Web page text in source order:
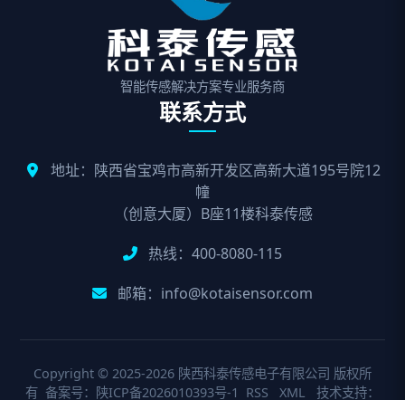
智能传感解决方案专业服务商
联系方式
地址：陕西省宝鸡市高新开发区高新大道195号院12
幢
（创意大厦）B座11楼科泰传感
热线：400-8080-115
邮箱：info@kotaisensor.com
Copyright © 2025-2026 陕西科泰传感电子有限公司 版权所
有 备案号： 陕ICP备2026010393号-1 RSS XML 技术支持：